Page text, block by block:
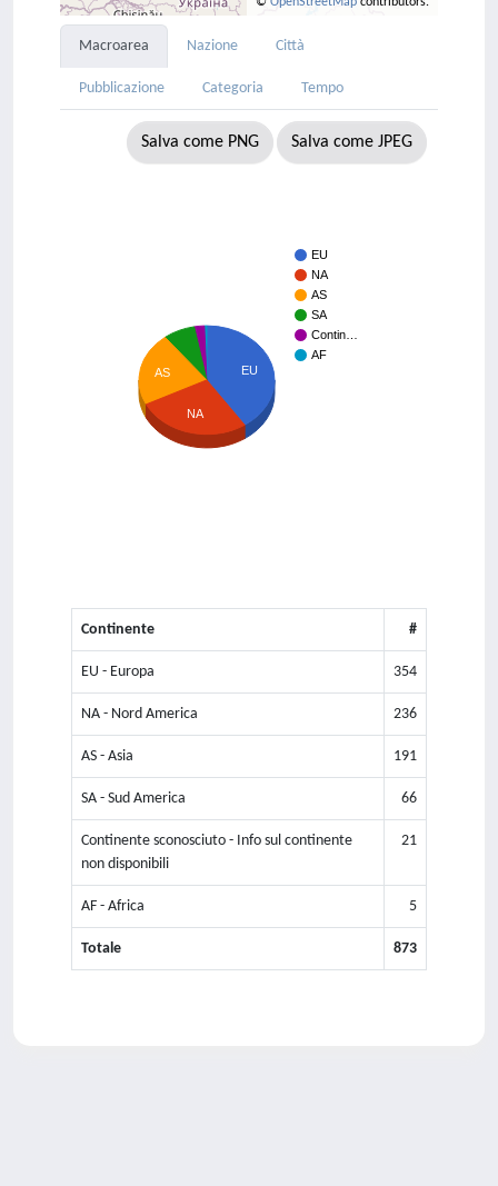
Macroarea Nazione Città
Pubblicazione Categoria Tempo
Salva come PNG Salva come JPEG
EU
NA
AS
SA
Contin…
AF
EU
AS
NA
Continente #
EU - Europa 354
NA - Nord America 236
AS - Asia 191
SA - Sud America 66
Continente sconosciuto - Info sul continente
non disponibili
21
AF - Africa 5
Totale 873